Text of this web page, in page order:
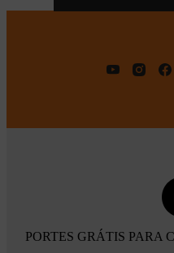
PORTES GRÁTIS PARA